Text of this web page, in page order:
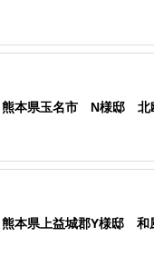
熊本県玉名市 N様邸
本県上益城郡Y様邸